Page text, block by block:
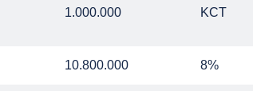
1.000.000 KCT
10.800.000 8%